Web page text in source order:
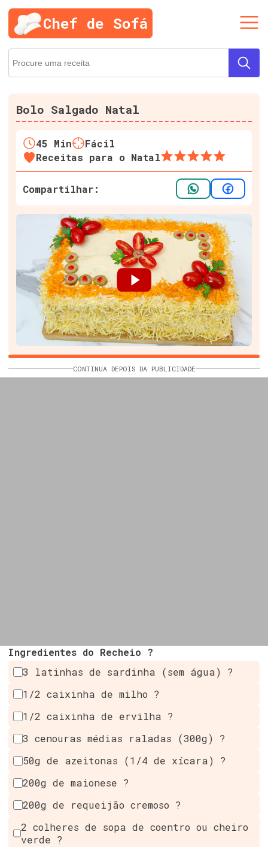
Chef de Sofá
Bolo Salgado Natal
45 Min
Fácil
Receitas para o Natal
Compartilhar:
CONTINUA DEPOIS DA PUBLICIDADE
Ingredientes do Recheio ?
3 latinhas de sardinha (sem água) ?
1/2 caixinha de milho ?
1/2 caixinha de ervilha ?
3 cenouras médias raladas (300g) ?
50g de azeitonas (1/4 de xícara) ?
200g de maionese ?
200g de requeijão cremoso ?
2 colheres de sopa de coentro ou cheiro
verde ?